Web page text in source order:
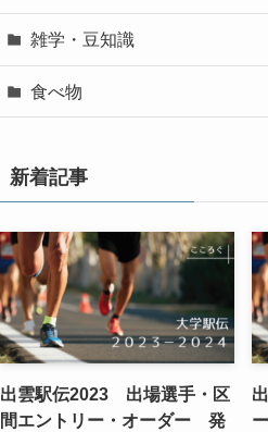
雑学・豆知識
食べ物
新着記事
出雲駅伝2023 出場選手・区
間エントリー・オーダー 発